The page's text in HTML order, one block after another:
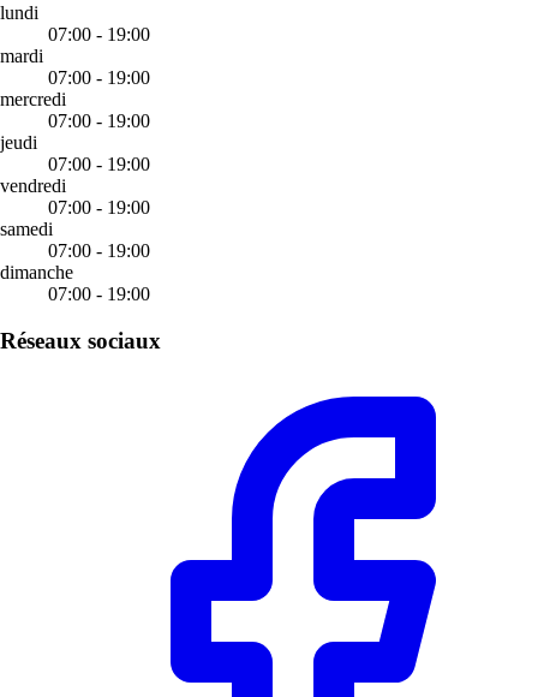
lundi
07:00 - 19:00
mardi
07:00 - 19:00
mercredi
07:00 - 19:00
jeudi
07:00 - 19:00
vendredi
07:00 - 19:00
samedi
07:00 - 19:00
dimanche
07:00 - 19:00
Réseaux sociaux